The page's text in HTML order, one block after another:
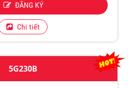
ĐĂNG KÝ
Chi tiết
5G230B